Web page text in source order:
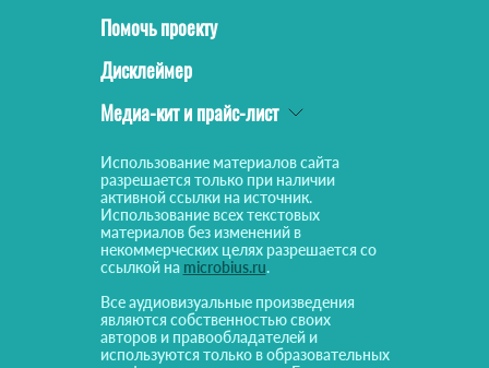
Помочь проекту
Дисклеймер
Медиа-кит и прайс-лист
Использование материалов сайта
разрешается только при наличии
активной ссылки на источник.
Использование всех текстовых
материалов без изменений в
некоммерческих целях разрешается со
ссылкой на microbius.ru.
Все аудиовизуальные произведения
являются собственностью своих
авторов и правообладателей и
используются только в образовательных